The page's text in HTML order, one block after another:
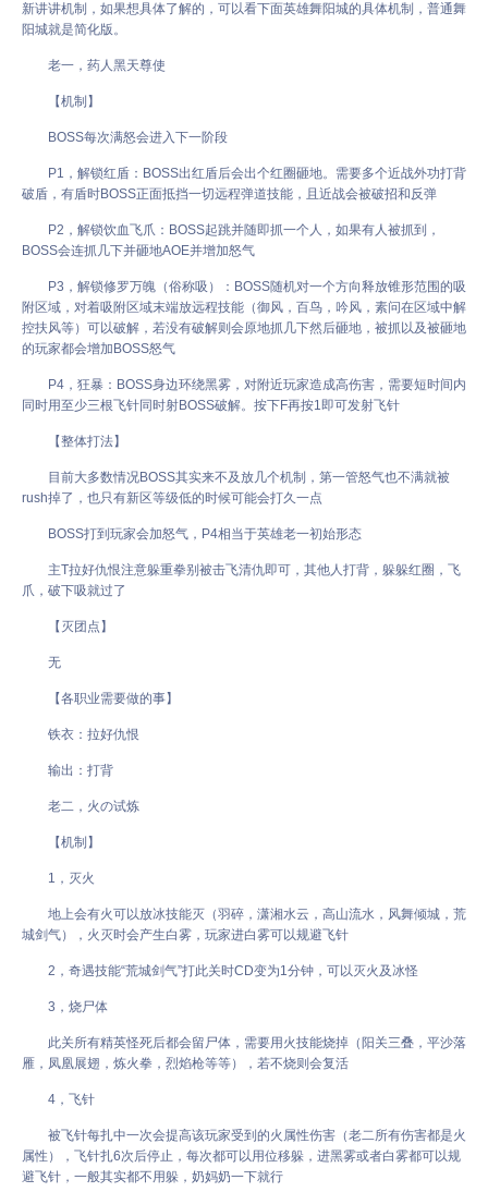
新讲讲机制，如果想具体了解的，可以看下面英雄舞阳城的具体机制，普通舞
阳城就是简化版。
老一，药人黑天尊使
【机制】
BOSS每次满怒会进入下一阶段
P1，解锁红盾：BOSS出红盾后会出个红圈砸地。需要多个近战外功打背
破盾，有盾时BOSS正面抵挡一切远程弹道技能，且近战会被破招和反弹
P2，解锁饮血飞爪：BOSS起跳并随即抓一个人，如果有人被抓到，
BOSS会连抓几下并砸地AOE并增加怒气
P3，解锁修罗万魄（俗称吸）：BOSS随机对一个方向释放锥形范围的吸
附区域，对着吸附区域末端放远程技能（御风，百鸟，吟风，素问在区域中解
控扶风等）可以破解，若没有破解则会原地抓几下然后砸地，被抓以及被砸地
的玩家都会增加BOSS怒气
P4，狂暴：BOSS身边环绕黑雾，对附近玩家造成高伤害，需要短时间内
同时用至少三根飞针同时射BOSS破解。按下F再按1即可发射飞针
【整体打法】
目前大多数情况BOSS其实来不及放几个机制，第一管怒气也不满就被
rush掉了，也只有新区等级低的时候可能会打久一点
BOSS打到玩家会加怒气，P4相当于英雄老一初始形态
主T拉好仇恨注意躲重拳别被击飞清仇即可，其他人打背，躲躲红圈，飞
爪，破下吸就过了
【灭团点】
无
【各职业需要做的事】
铁衣：拉好仇恨
输出：打背
老二，火の试炼
【机制】
1，灭火
地上会有火可以放冰技能灭（羽碎，潇湘水云，高山流水，风舞倾城，荒
城剑气），火灭时会产生白雾，玩家进白雾可以规避飞针
2，奇遇技能“荒城剑气”打此关时CD变为1分钟，可以灭火及冰怪
3，烧尸体
此关所有精英怪死后都会留尸体，需要用火技能烧掉（阳关三叠，平沙落
雁，凤凰展翅，炼火拳，烈焰枪等等），若不烧则会复活
4，飞针
被飞针每扎中一次会提高该玩家受到的火属性伤害（老二所有伤害都是火
属性），飞针扎6次后停止，每次都可以用位移躲，进黑雾或者白雾都可以规
避飞针，一般其实都不用躲，奶妈奶一下就行